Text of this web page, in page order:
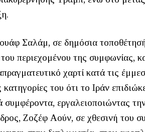
Σαλάμ, σε δημόσια
περιεχομένου της συμφωνίας,
χαρτί κατά τις
του ότι το Ιράν
συμφέροντα, εργαλειοποιώντας
Ζοζέφ Αούν, σε χθεσινή του